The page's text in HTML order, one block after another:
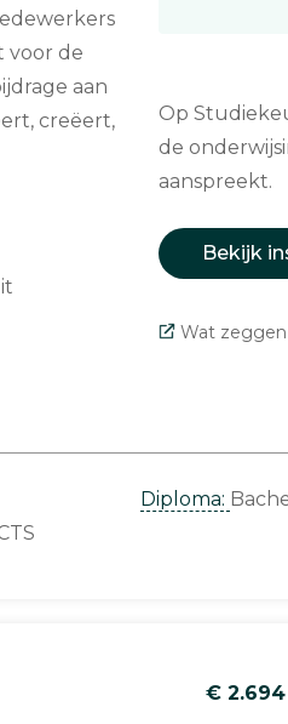
voor de
aan
creëert,
Op
de
aanspreekt.
Bekijk
Wat zeggen
Diploma:
€ 2.694